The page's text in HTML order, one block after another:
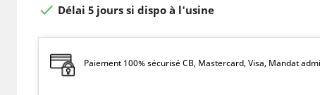
 Délai 5 jours si dispo à l'usine
Paiement 100% sécurisé CB, Mastercard, Visa, Mandat